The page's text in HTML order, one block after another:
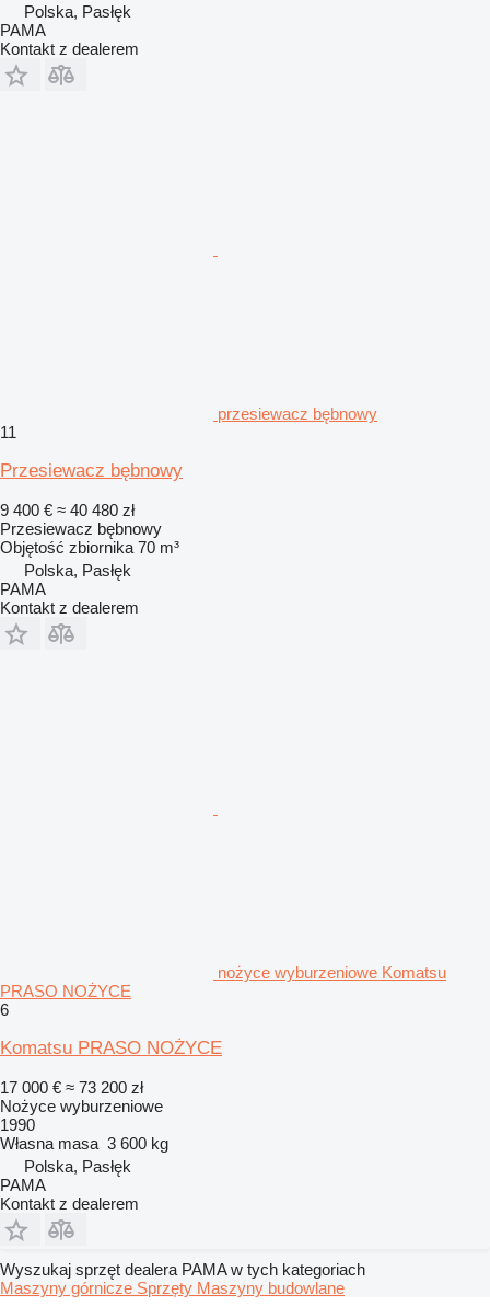
Polska, Pasłęk
PAMA
Kontakt z dealerem
przesiewacz bębnowy
11
Przesiewacz bębnowy
9 400 € ≈ 40 480 zł
Przesiewacz bębnowy
Objętość zbiornika 70 m³
Polska, Pasłęk
PAMA
Kontakt z dealerem
nożyce wyburzeniowe Komatsu
PRASO NOŻYCE
6
Komatsu PRASO NOŻYCE
17 000 € ≈ 73 200 zł
Nożyce wyburzeniowe
1990
Własna masa 3 600 kg
Polska, Pasłęk
PAMA
Kontakt z dealerem
Wyszukaj sprzęt dealera PAMA w tych kategoriach
Maszyny górnicze Sprzęty Maszyny budowlane